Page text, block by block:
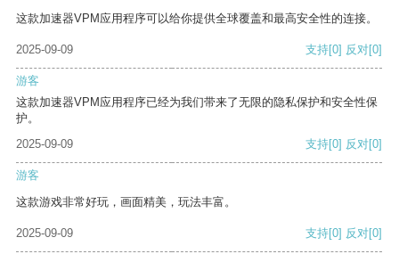
这款加速器VPM应用程序可以给你提供全球覆盖和最高安全性的连接。
2025-09-09 支持[0] 反对[0]
游客
这款加速器VPM应用程序已经为我们带来了无限的隐私保护和安全性保
护。
2025-09-09
支持[0] 反对[0]
游客
这款游戏非常好玩，画面精美，玩法丰富。
2025-09-09 支持[0] 反对[0]